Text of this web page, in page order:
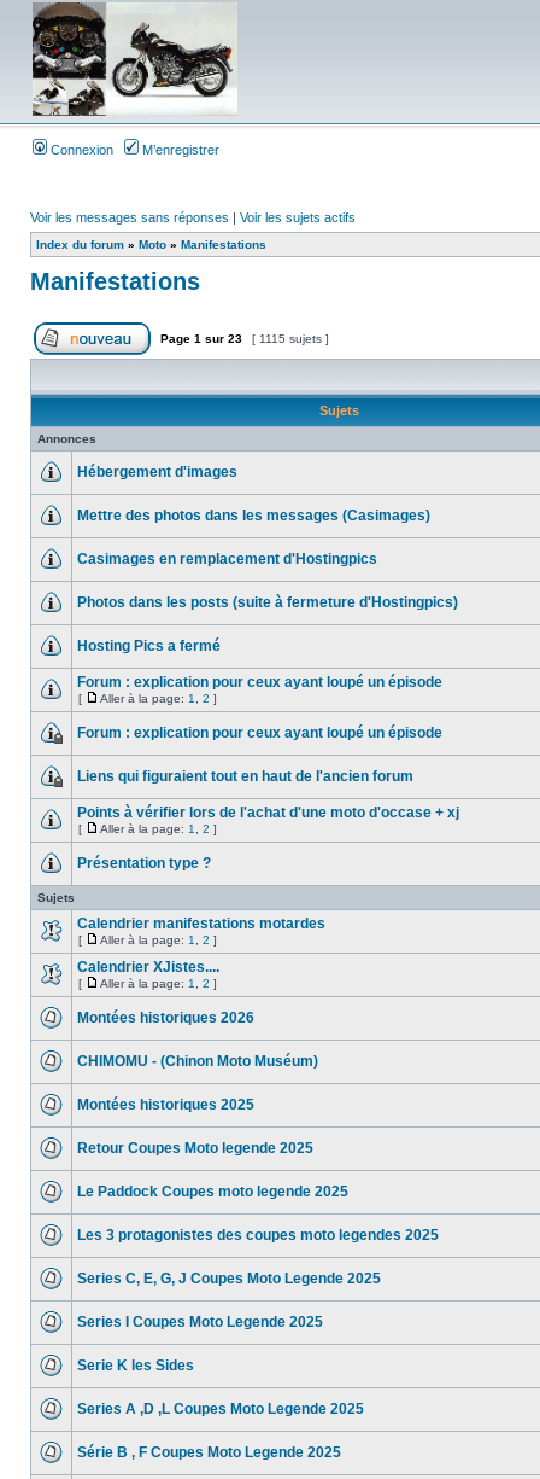
Connexion M’enregistrer
Voir les messages sans réponses | Voir les sujets actifs
Index du forum » Moto » Manifestations
Manifestations
Page 1 sur 23 [ 1115 sujets ]
Sujets
Annonces
Hébergement d'images
Mettre des photos dans les messages (Casimages)
Casimages en remplacement d'Hostingpics
Photos dans les posts (suite à fermeture d'Hostingpics)
Hosting Pics a fermé
Forum : explication pour ceux ayant loupé un épisode
[ Aller à la page: 1 2 ]
Forum : explication pour ceux ayant loupé un épisode
Liens qui figuraient tout en haut de l'ancien forum
Points à vérifier lors de l'achat d'une moto d'occase + xj
[ Aller à la page: 1 2 ]
Présentation type ?
Sujets
Calendrier manifestations motardes
[ Aller à la page: 1 2 ]
Calendrier XJistes....
[ Aller à la page: 1 2 ]
Montées historiques 2026
CHIMOMU - (Chinon Moto Muséum)
Montées historiques 2025
Retour Coupes Moto legende 2025
Le Paddock Coupes moto legende 2025
Les 3 protagonistes des coupes moto legendes 2025
Series C, E, G, J Coupes Moto Legende 2025
Series I Coupes Moto Legende 2025
Serie K les Sides
Series A ,D ,L Coupes Moto Legende 2025
Série B , F Coupes Moto Legende 2025